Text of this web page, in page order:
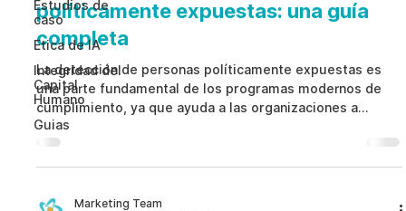
Estudios de
caso
Etica de IA
Integridad del
Capital
Humano
Guias
políticamente expuestas: una guía
completa
La detección de personas políticamente expuestas es
una parte fundamental de los programas modernos de
cumplimiento, ya que ayuda a las organizaciones a
identificar riesgos de corrupción, soborno e integridad
antes de que se conviertan en problemas regulatorios o
reputacionales. Un enfoque basado en riesgos mejora la
positivos, fortalece la debida diligencia y genera
Marketing Team